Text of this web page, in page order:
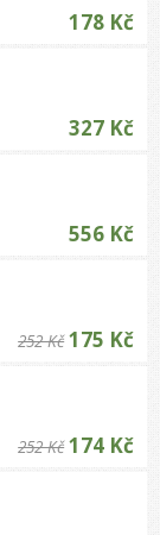
178 Kč
327 Kč
556 Kč
252 Kč175 Kč
252 Kč174 Kč